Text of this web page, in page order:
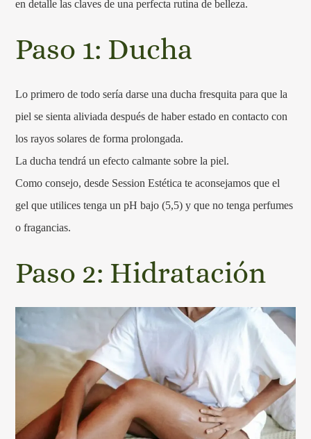
en detalle las claves de una perfecta rutina de belleza.
Paso 1: Ducha
Lo primero de todo sería darse una ducha fresquita para que la
piel se sienta aliviada después de haber estado en contacto con
los rayos solares de forma prolongada.
La ducha tendrá un efecto calmante sobre la piel.
Como consejo, desde Session Estética te aconsejamos que el
gel que utilices tenga un pH bajo (5,5) y que no tenga perfumes
o fragancias.
Paso 2: Hidratación